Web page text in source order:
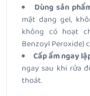
Dùng sản
mặt dạng gel,
không có hoạt
Benzoyl Peroxide)
Cấp ẩm ngay
ngay sau khi rửa
thoát.